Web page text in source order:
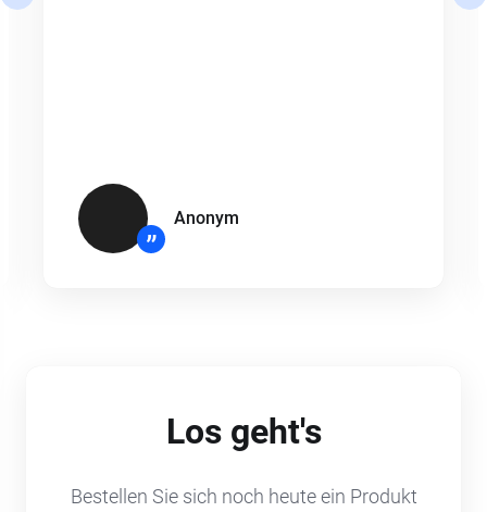
”
Anonym
Los geht's
Bestellen Sie sich noch heute ein Produkt